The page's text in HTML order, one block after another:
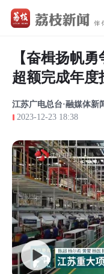
【奋楫扬帆
超额完成年度
江苏广电总台·融媒体新
2023-12-23 18:38